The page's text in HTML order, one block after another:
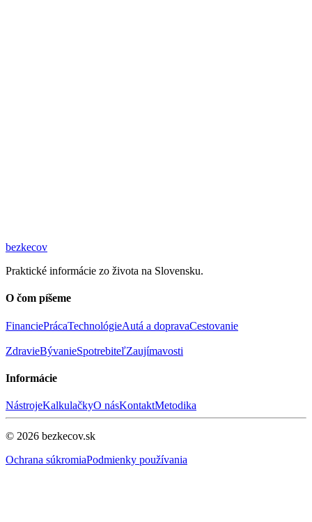
bezkecov
Praktické informácie zo života na Slovensku.
O čom píšeme
FinanciePrácaTechnológieAutá a dopravaCestovanie
ZdravieBývanieSpotrebiteľZaujímavosti
Informácie
NástrojeKalkulačkyO násKontaktMetodika
© 2026 bezkecov.sk
Ochrana súkromiaPodmienky používania